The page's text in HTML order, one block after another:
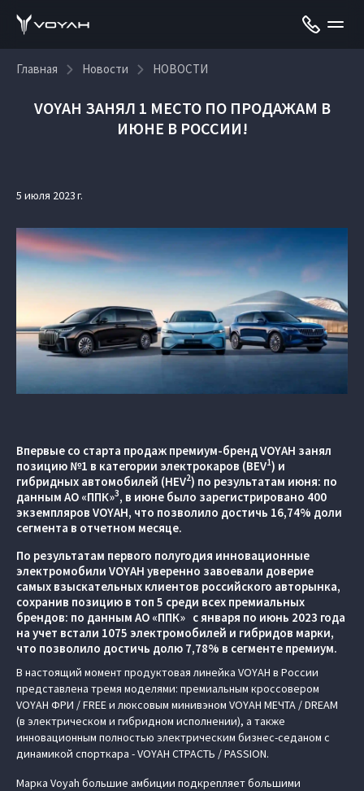
Главная Новости НОВОСТИ
VOYAH ЗАНЯЛ 1 МЕСТО ПО ПРОДАЖАМ В
ИЮНЕ В РОССИИ!
5 июля 2023 г.
Впервые со старта продаж премиум-бренд VOYAH занял
позицию №1 в категории электрокаров (BEV1) и
гибридных автомобилей (HEV2) по результатам июня: по
данным АО «ППК»3, в июне было зарегистрировано 400
экземпляров VOYAH, что позволило достичь 16,74% доли
сегмента в отчетном месяце.
По результатам первого полугодия инновационные
электромобили VOYAH уверенно завоевали доверие
самых взыскательных клиентов российского авторынка,
сохранив позицию в топ 5 среди всех премиальных
брендов: по данным АО «ППК» с января по июнь 2023 года
на учет встали 1075 электромобилей и гибридов марки,
что позволило достичь долю 7,78% в сегменте премиум.
В настоящий момент продуктовая линейка VOYAH в России
представлена тремя моделями: премиальным кроссовером
VOYAH ФРИ / FREE и люксовым минивэном VOYAH МЕЧТА / DREAM
(в электрическом и гибридном исполнении), а также
инновационным полностью электрическим бизнес-седаном с
динамикой спорткара - VOYAH СТРАСТЬ / PASSION.
Марка Voyah большие амбиции подкрепляет большими